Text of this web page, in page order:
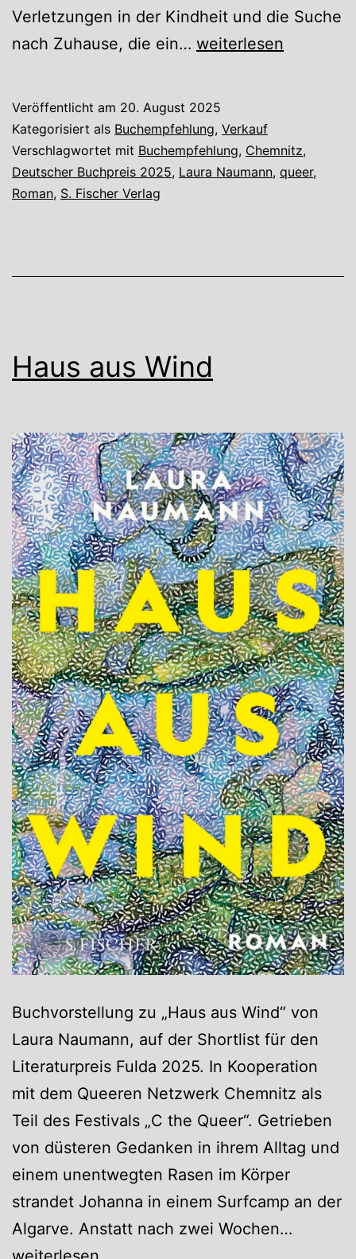
Verletzungen in der Kindheit und die Suche
nach Zuhause, die ein… Haus
weiterlesen
Veröffentlicht am 20. August 2025
Kategorisiert als Buchempfehlung, Verkauf
Verschlagwortet mit Buchempfehlung, Chemnitz,
Deutscher Buchpreis 2025, Laura Naumann, queer,
Roman, S. Fischer Verlag
Haus aus Wind
Buchvorstellung zu „Haus aus Wind“ von
Laura Naumann, auf der Shortlist für den
Literaturpreis Fulda 2025. In Kooperation
mit dem Queeren Netzwerk Chemnitz als
Teil des Festivals „C the Queer“. Getrieben
von düsteren Gedanken in ihrem Alltag und
einem unentwegten Rasen im Körper
strandet Johanna in einem Surfcamp an der
Algarve. Anstatt nach zwei Wochen…